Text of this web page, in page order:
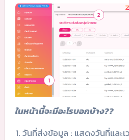
ในหน้านี้จะมีอะไรบอกบ้าง??
1. วันที่ส่งข้อมูล : แสดงวันที่และ